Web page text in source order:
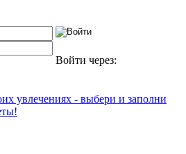
Войти через:
увлечениях - выбери и заполни